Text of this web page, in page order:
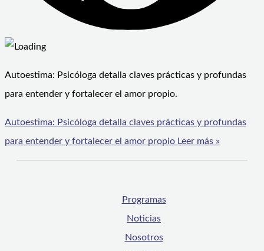
Autoestima: Psicóloga detalla claves prácticas y profundas
para entender y fortalecer el amor propio.
Autoestima: Psicóloga detalla claves prácticas y profundas
para entender y fortalecer el amor propio Leer más »
Programas
Noticias
Nosotros